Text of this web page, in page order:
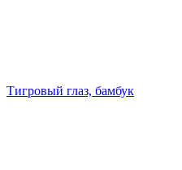
Тигровый глаз, бамбук